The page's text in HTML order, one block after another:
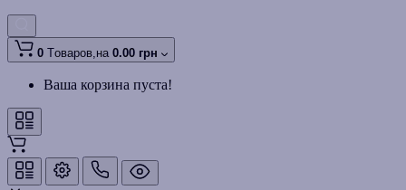
0 Tоваров,на 0.00 грн
Ваша корзина пуста!